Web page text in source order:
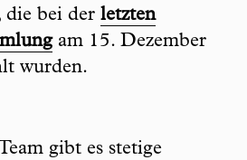
die bei der letzten
am 15. Dezember
wurden.
gibt es stetige